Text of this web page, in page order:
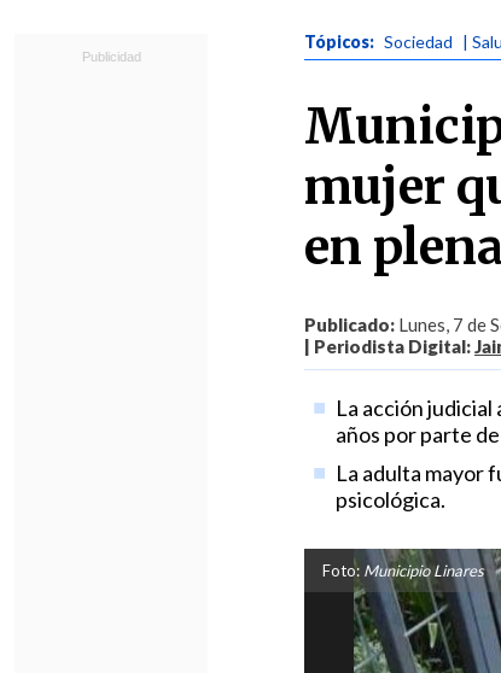
Tópicos: Sociedad |
mujer
en
Publicado: Lunes, 7 de
| Periodista Digital:
La acción
años por parte
La adulta mayor
psicológica.
Foto: Municipio Linares